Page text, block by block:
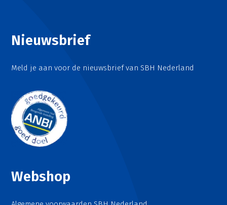
Nieuwsbrief
Meld je aan voor de nieuwsbrief van SBH Nederland
Webshop